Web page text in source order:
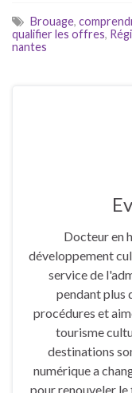
Brouage,
qualifier les offres,
nantes
Docteur en
développement
service de
pendant plus
procédures et
tourisme
destinations
numérique a
pour renouveler